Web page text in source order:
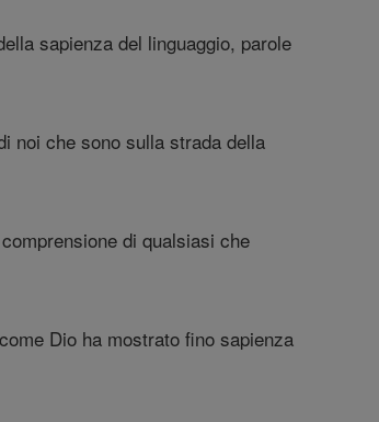
sapienza del linguaggio, parole
noi che sono sulla strada della
di qualsiasi che
Dio ha mostrato fino sapienza